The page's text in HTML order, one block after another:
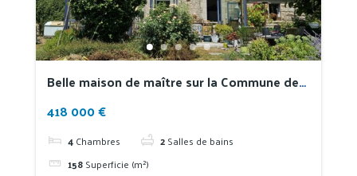
Belle maison de maître sur la Commune de
418 000 €
4Chambres 2Salles de bains
158Superficie (m²)